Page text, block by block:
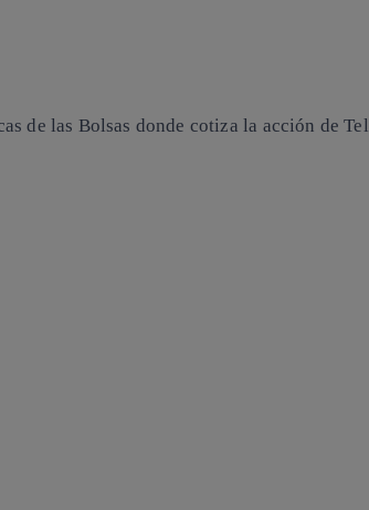
de las Bolsas donde cotiza la acción de